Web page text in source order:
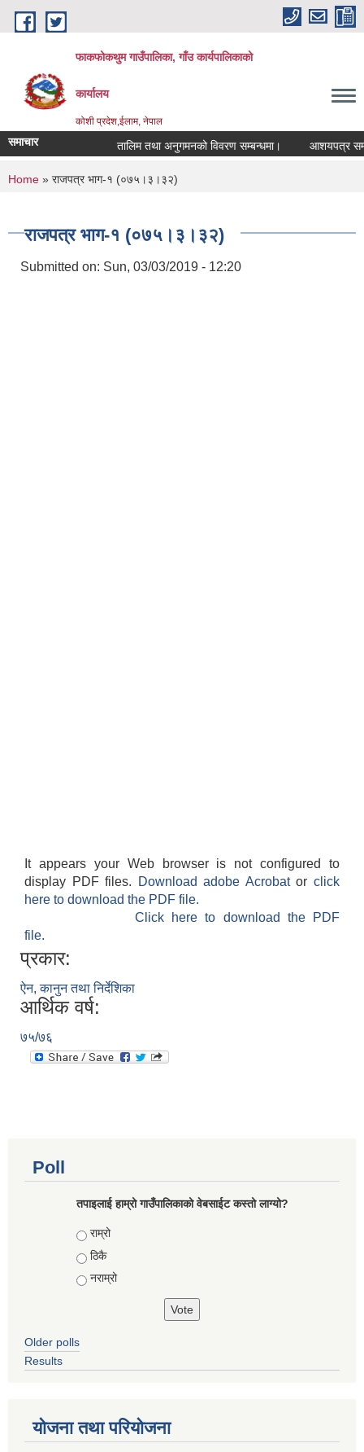
Skip to main content
फाकफोकथुम गाउँपालिका, गाँउ कार्यपालिकाको
कार्यालय
कोशी प्रदेश,ईलाम, नेपाल
समाचार तालिम तथा अनुगमनको विवरण सम्बन्धमा। आशयपत्र
You are here
Home » राजपत्र भाग-१ (०७५।३।३२)
राजपत्र भाग-१ (०७५।३।३२)
Submitted on: Sun, 03/03/2019 - 12:20
It appears your Web browser is not configured to
display PDF files.
Download adobe Acrobatorclick
here to download the PDF file.
Click here to download the PDF
file.
प्रकार:
ऐन, कानुन तथा निर्देशिका
आर्थिक वर्ष:
७५/७६
Poll
तपाइलाई हाम्रो गाउँपालिकाको वेबसाईट कस्तो लाग्यो?
Choices
राम्रो
ठिकै
नराम्रो
Older polls
Results
योजना तथा परियोजना